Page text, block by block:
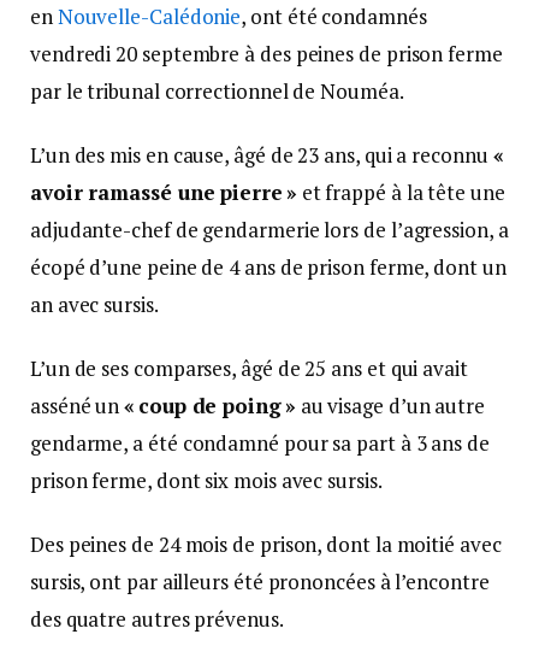
enNouvelle-Calédonie, ont été condamnés
vendredi 20 septembre à des peines de prison ferme
par le tribunal correctionnel de Nouméa.
L’un des mis en cause, âgé de 23 ans, qui a reconnu «
avoir ramassé une pierre » et frappé à la tête une
adjudante-chef de gendarmerie lors de l’agression, a
écopé d’une peine de 4 ans de prison ferme, dont un
an avec sursis.
L’un de ses comparses, âgé de 25 ans et qui avait
asséné un« coup de poing » au visage d’un autre
gendarme, a été condamné pour sa part à 3 ans de
prison ferme, dont six mois avec sursis.
Des peines de 24 mois de prison, dont la moitié avec
sursis, ont par ailleurs été prononcées à l’encontre
des quatre autres prévenus.